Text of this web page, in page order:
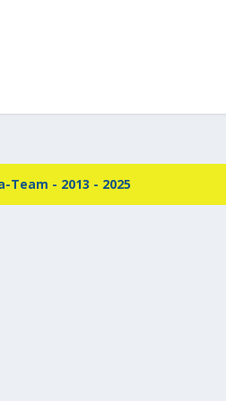
Team - 2013 - 2025